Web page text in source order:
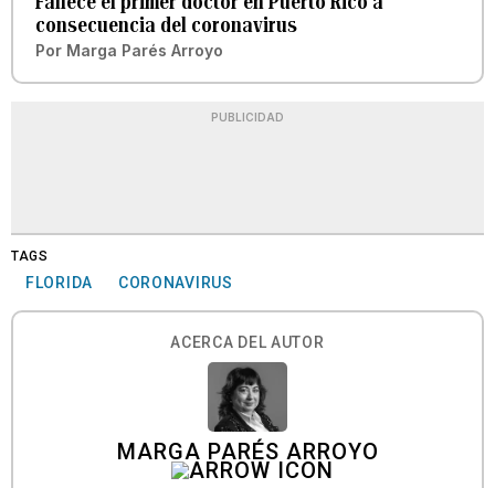
consecuencia del coronavirus
Por Marga Parés Arroyo
PUBLICIDAD
TAGS
FLORIDA CORONAVIRUS
ACERCA DEL AUTOR
MARGA PARÉS ARROYO